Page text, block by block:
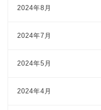
2024年8月
2024年7月
2024年5月
2024年4月